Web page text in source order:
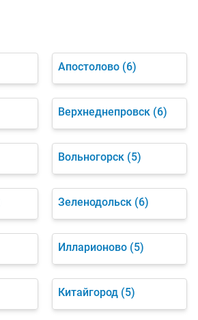
Апостолово (6)
Верхнеднепровск (6)
Вольногорск (5)
Зеленодольск (6)
Илларионово (5)
Китайгород (5)